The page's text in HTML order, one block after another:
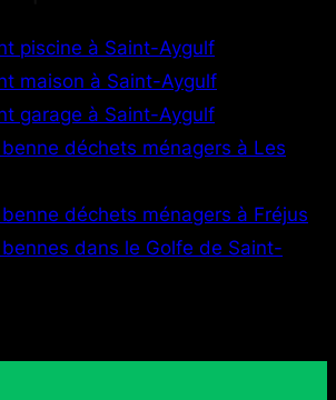
piscine à Saint-Aygulf
maison à Saint-Aygulf
garage à Saint-Aygulf
déchets ménagers à Les
déchets ménagers à Fréjus
dans le Golfe de Saint-